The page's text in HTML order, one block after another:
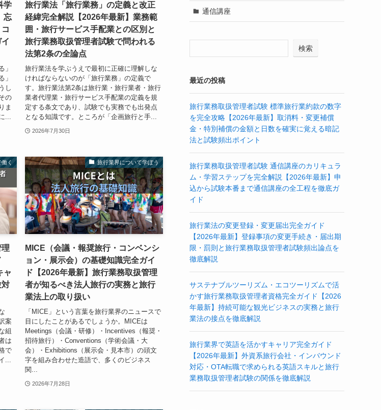
学
忘
」
」
し
の
ま
...
旅行業法「旅行業務」の定義と改正
経緯完全解説【2026年最新】業務範
囲・旅行サービス手配業との区別と
旅行業務取扱管理者試験で問われる
法第2条の全論点
旅行業法を学ぶうえで最初に正確に理解しな
ければならないのが「旅行業務」の定義で
す。旅行業法第2条は旅行業・旅行業者・旅行
業者代理業・旅行サービス手配業の定義を規
定する条文であり、試験でも実務でも出発点
となる知識です。ところが「企画旅行と手...
2026年7月30日
働く
ャ
対
案
組
は
で
...
旅行業界について学ぼう
MICE（会議・報奨旅行・コンベンシ
ョン・展示会）の基礎知識完全ガイ
ド【2026年最新】旅行業務取扱管理
者が知るべき法人旅行の実務と旅行
業法上の取り扱い
「MICE」という言葉を旅行業界のニュースで
目にしたことがあるでしょうか。MICEは
Meetings（会議・研修）・Incentives（報奨・
招待旅行）・Conventions（学術会議・大
会）・Exhibitions（展示会・見本市）の頭文
字を組み合わせた造語で、多くのビジネス
関...
2026年7月28日
通信講座
検索
最近の投稿
旅行業務取扱管理者試験 標準旅行業約款の数字
を完全攻略【2026年最新】取消料・変更補償
金・特別補償の金額と日数を確実に覚える暗記
法と試験頻出ポイント
旅行業務取扱管理者試験 通信講座のカリキュラ
ム・学習ステップを完全解説【2026年最新】申
込から試験本番まで通信講座の全工程を徹底ガ
イド
旅行業法の変更登録・変更届出完全ガイド
【2026年最新】登録事項の変更手続き・届出期
限・罰則と旅行業務取扱管理者試験頻出論点を
徹底解説
サステナブルツーリズム・エコツーリズムで活
かす旅行業務取扱管理者資格完全ガイド【2026
年最新】持続可能な観光ビジネスの実務と旅行
業法の接点を徹底解説
旅行業界で英語を活かすキャリア完全ガイド
【2026年最新】外資系旅行会社・インバウンド
対応・OTA転職で求められる英語スキルと旅行
業務取扱管理者試験の関係を徹底解説